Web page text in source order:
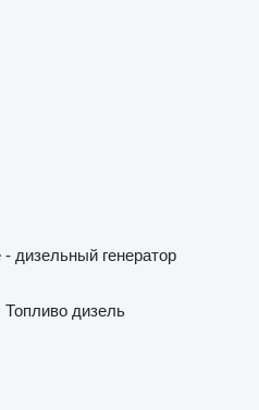
дизельный генератор
Топливо дизель